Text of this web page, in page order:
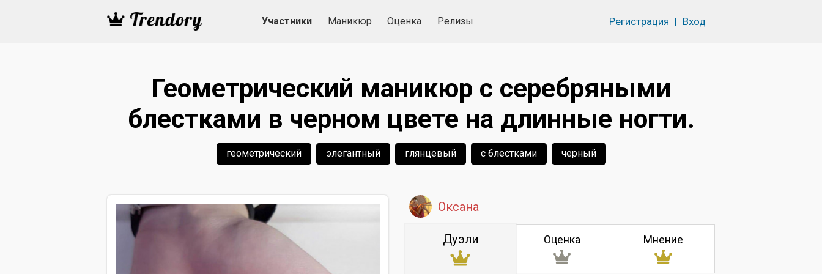
Участники Маникюр Оценка Релизы Регистрация | Вход
Геометрический маникюр с серебряными
блестками в черном цвете на длинные ногти.
геометрический элегантный глянцевый с блестками черный
Оксана
Дуэли Оценка Мнение